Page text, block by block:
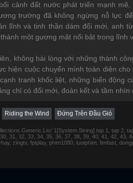
cảnh đất nước phát triển mạnh
trường đã không ngừng nỗ lực
lĩnh và tinh thần dám đổi mới, anh
một gương mặt nổi bật trong lĩnh
không hài lòng với những thành
hiện cuộc chuyển mình toàn diện
tranh khốc liệt, những biến động
chỉ có đổi mới, đoàn kết và tầm
Riding the Wind Đứng Trên Đầu Gió
tap 1, tap 2,
31, 32, 33, 34, 35, 36, 37, 38, 39, 40, 41, 42, 43,
zingtv, fptplay, phim1080, luotphim, fimfast,